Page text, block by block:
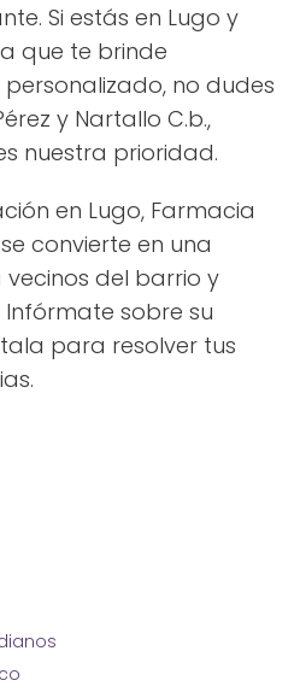
Si estás en Lugo y
que te brinde
no dudes
y Nartallo C.b.,
nuestra prioridad.
en Lugo, Farmacia
convierte en una
del barrio y
Infórmate sobre su
para resolver tus